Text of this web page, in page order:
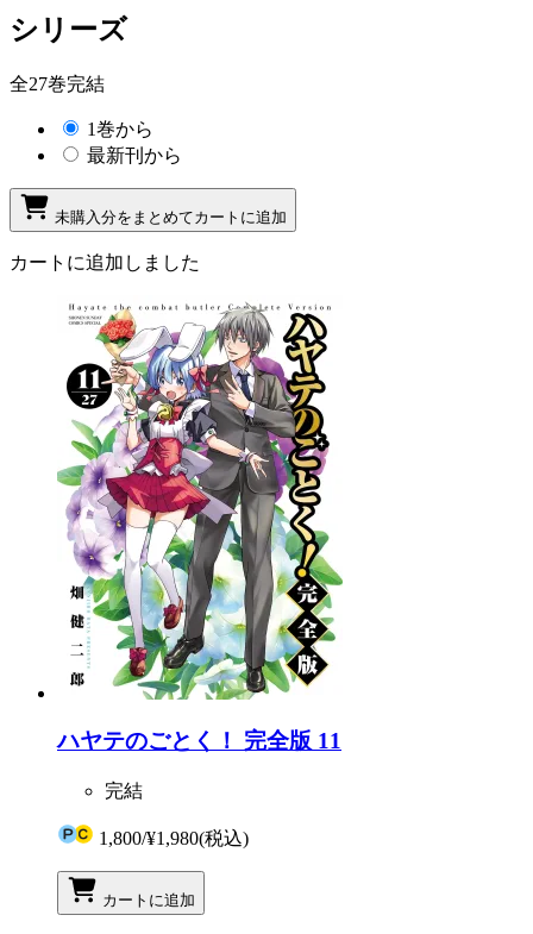
シリーズ
全27巻完結
1巻から
最新刊から
未購入分をまとめてカートに追加
カートに追加しました
ハヤテのごとく！ 完全版 11
完結
1,800/¥1,980(税込)
カートに追加